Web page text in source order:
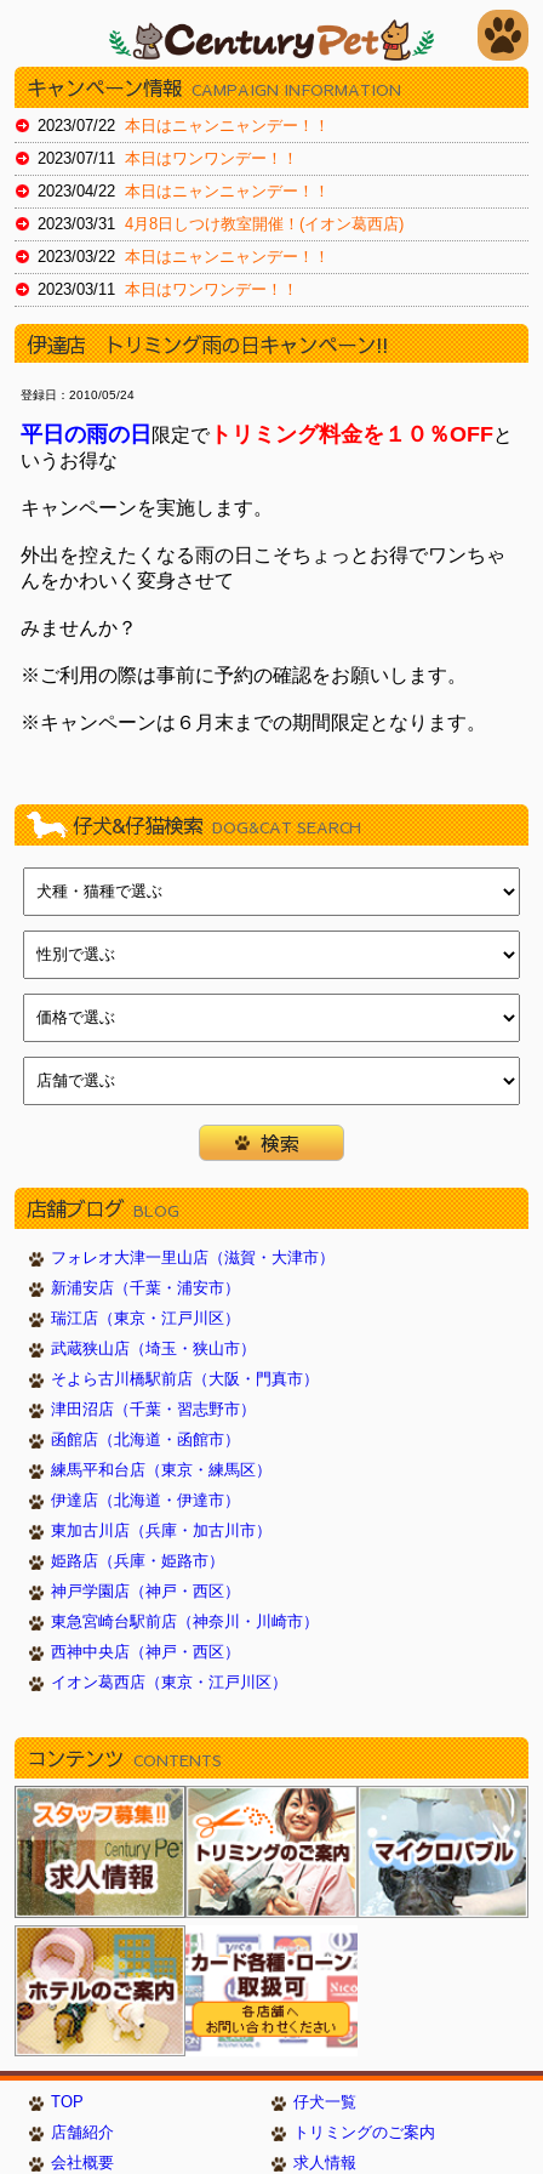
キャンペーン情報 CAMPAIGN INFORMATION
2023/07/22 本日はニャンニャンデー！！
2023/07/11 本日はワンワンデー！！
2023/04/22 本日はニャンニャンデー！！
2023/03/31 4月8日しつけ教室開催！(イオン葛西店)
2023/03/22 本日はニャンニャンデー！！
2023/03/11 本日はワンワンデー！！
2023/02/22本日はスーパーニャンニャンデー！
2023/02/11本日はワンワンデー！
2023/01/30本日はイオンお客様感謝デー（新浦安店）
2023/01/20
本日はイオンお客様感謝デー（新浦安店）
2022/12/22
2022/11/19本日よりチラシセール！！（湘南藤沢店）
2022/11/19BLACK FRIDAY！（イオン葛西店）
2020/10/24川崎じもと応援券使えます！
2020/08/28ワンちゃん・ネコちゃん・ハムちゃんたちも10%オフセ
ール！！（新浦安店）
2019/11/09練馬平和台店11周年記念イベント
2018/10/31
11/1『犬の日』フェア（新浦安店）
2018/07/17クリアランス・ＳＵＭＭＥＲフェスティバル！（新浦安
店）
2018/05/18イオン新浦安店新浦安祭
2018/04/22一足お先にGWフェア（新浦安店）
2018/03/15
2018/01/01☆新春フェア開催☆(戸塚店)
2017/12/31
2017/12/16☆クリスマスフェア開催中☆(戸塚店)
2017/12/03
☆わんわんフェア開催☆(戸塚店)
2017/09/24トリミングハロウィンキャンペーン（川西店）
2017/05/18
イオン新浦安店新装OPEN！（新浦安店）
2017/05/055月4日から7日まで子犬子猫のキャンペーンをしていま
す 豊明店
2017/05/04ＧＷフェア開催（新浦安店）
2017/04/13
さくら祭（新浦安店）
2017/03/17
☆新生活応援フェア 開催☆(戸塚店)
2017/03/17３連休限定フェア（新浦安）
2017/02/092/22猫の日記念フェア(新浦安）
2017/02/02春の無料健康診断(3/19) 豊明店
2017/01/01☆新春フェア☆福袋も♪(戸塚店)
2016/12/31新春初売りフェア（新浦安店）
2016/12/13クリスマスフェア開催中(豊明店)
2016/12/01ワンちゃん・ねこちゃん・ハッピープライス！(戸塚・新
2016/11/24BLACK FRIDAY！（新浦安店）
2016/10/23☆ハロウィンフェア開催中☆(戸塚店)
2016/10/21ハロウィンフェア（新浦安店）
2016/10/19秋の大感謝祭っ♪♪ (西神中央店)
2016/10/07秋のサンクスフェア（新浦安店）
2016/09/25 ☆オータムわんにゃんフェア開催☆(戸塚店)
2016/09/23月末セール！（新浦安店）
2016/08/11夏休みわんにゃんフェア（新浦安店）
2016/07/21☆ 夏の大感謝祭 ☆ 【練馬平和台店】
2016/07/12☆SUUMERフェスティバル開催中☆(戸塚店)
2016/06/24
ひとめぼれ7キャンペーン★豊明店
2016/06/23
夏のプライスダウンセール！（新浦安店）
2016/01/23
炭酸泉お試しキャンペーン（新浦安店）
伊達店 トリミング雨の日キャンペーン!!
登録日：2010/05/24
平日の雨の日 限定でトリミング料金を１０％OFFと
いうお得な
キャンペーンを実施します。
外出を控えたくなる雨の日こそちょっとお得でワンちゃ
んをかわいく変身させて
みませんか？
※ご利用の際は事前に予約の確認をお願いします。
※キャンペーンは６月末までの期間限定となります。
仔犬&仔猫検索 DOG&CAT SEARCH
店舗ブログ BLOG
フォレオ大津一里山店（滋賀・大津市）
新浦安店（千葉・浦安市）
瑞江店（東京・江戸川区）
武蔵狭山店（埼玉・狭山市）
そよら古川橋駅前店（大阪・門真市）
津田沼店（千葉・習志野市）
函館店（北海道・函館市）
練馬平和台店（東京・練馬区）
伊達店（北海道・伊達市）
東加古川店（兵庫・加古川市）
姫路店（兵庫・姫路市）
神戸学園店（神戸・西区）
東急宮崎台駅前店（神奈川・川崎市）
西神中央店（神戸・西区）
イオン葛西店（東京・江戸川区）
コンテンツ CONTENTS
TOP
仔犬一覧
店舗紹介
トリミングのご案内
会社概要
求人情報